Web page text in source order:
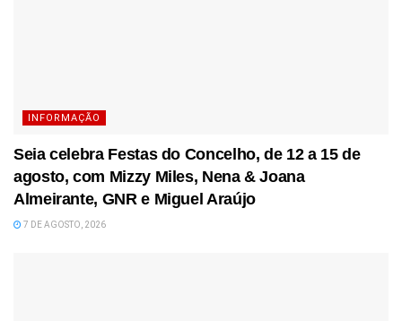
INFORMAÇÃO
Seia celebra Festas do Concelho, de 12 a 15 de
agosto, com Mizzy Miles, Nena & Joana
Almeirante, GNR e Miguel Araújo
7 DE AGOSTO, 2026